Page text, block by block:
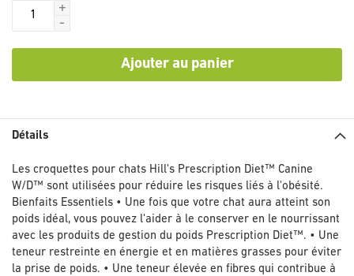
+
-
Ajouter au panier
Détails
Les croquettes pour chats Hill's Prescription Diet™ Canine
W/D™ sont utilisées pour réduire les risques liés à l'obésité.
Bienfaits Essentiels • Une fois que votre chat aura atteint son
poids idéal, vous pouvez l'aider à le conserver en le nourrissant
avec les produits de gestion du poids Prescription Diet™. • Une
teneur restreinte en énergie et en matières grasses pour éviter
la prise de poids. • Une teneur élevée en fibres qui contribue à